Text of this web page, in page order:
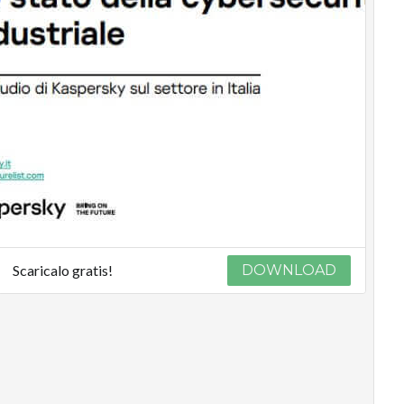
Scaricalo gratis! DOWNLOAD